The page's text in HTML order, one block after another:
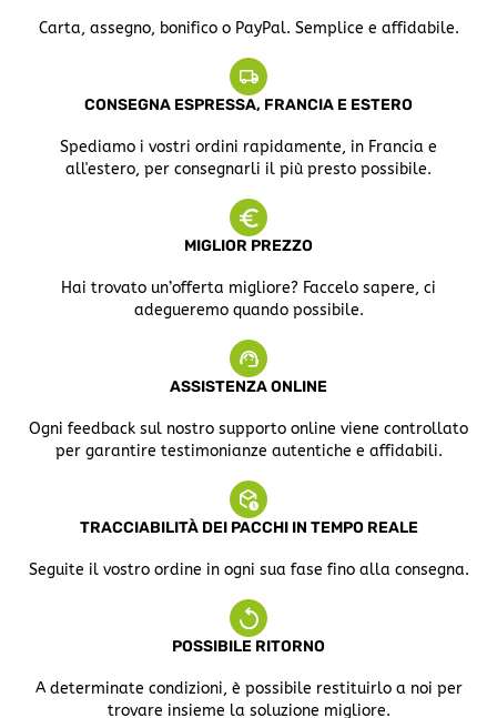
Carta, assegno, bonifico o PayPal. Semplice e affidabile.
CONSEGNA ESPRESSA, FRANCIA E ESTERO
Spediamo i vostri ordini rapidamente, in Francia e
all'estero, per consegnarli il più presto possibile.
MIGLIOR PREZZO
Hai trovato un’offerta migliore? Faccelo sapere, ci
adegueremo quando possibile.
ASSISTENZA ONLINE
Ogni feedback sul nostro supporto online viene controllato
per garantire testimonianze autentiche e affidabili.
TRACCIABILITÀ DEI PACCHI IN TEMPO REALE
Seguite il vostro ordine in ogni sua fase fino alla consegna.
POSSIBILE RITORNO
A determinate condizioni, è possibile restituirlo a noi per
trovare insieme la soluzione migliore.